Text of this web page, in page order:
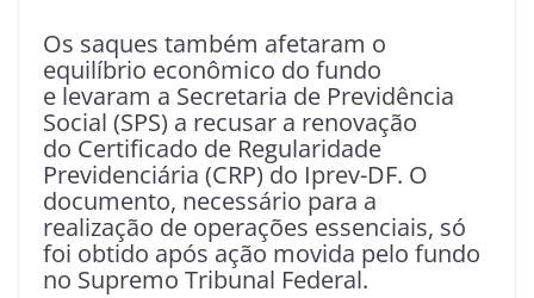
Os saques também afetaram o
equilíbrio econômico do fundo
e levaram a Secretaria de Previdência
Social (SPS) a recusar a renovação
do Certificado de Regularidade
Previdenciária (CRP) do Iprev-DF. O
documento, necessário para a
realização de operações essenciais, só
foi obtido após ação movida pelo fundo
no Supremo Tribunal Federal.